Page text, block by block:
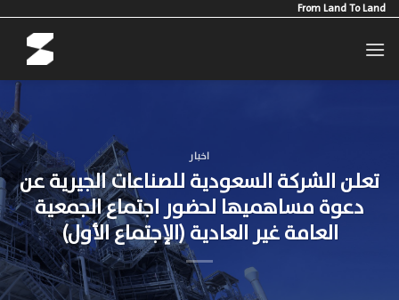
Skip
content
From Land To Land
اخبار
تعلن الشركة السعودية للصناعات الجيرية عن
دعوة مساهميها لحضور اجتماع الجمعية
العامة غير العادية (الإجتماع الأول)